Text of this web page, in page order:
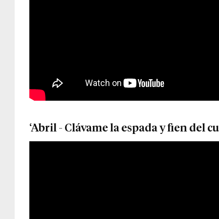
‘Abril - Clávame la espada y fien del